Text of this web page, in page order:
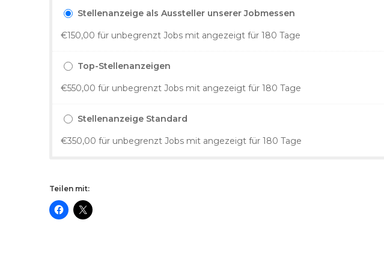
Stellenanzeige als Aussteller unserer Jobmessen
€150,00 für unbegrenzt Jobs mit angezeigt für 180 Tage
Top-Stellenanzeigen
€550,00 für unbegrenzt Jobs mit angezeigt für 180 Tage
Stellenanzeige Standard
€350,00 für unbegrenzt Jobs mit angezeigt für 180 Tage
Teilen mit: